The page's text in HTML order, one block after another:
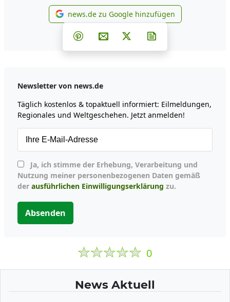
news.de zu Google
news.de zu Google hinzufügen
Teilen auf Facebook
Teilen auf Whatsapp
Teilen auf Telegram
Teilen auf Pinterest
Per E-Mail teilen
Post auf X
Newsletter von news.de
Täglich kostenlos & topaktuell informiert: Eilmeldungen,
Regionales und Weltgeschehen. Jetzt anmelden!
Nutzung meiner personenbezogenen Daten gemäß
der ausführlichen Einwilligungserklärung zu.
Absenden
0
News Aktuell